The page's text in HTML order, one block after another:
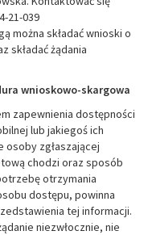
21-039
można składać wnioski o
składać żądania
wnioskowo-skargowa
zapewnienia dostępności
lub jakiegoś ich
osoby zgłaszającej
chodzi oraz sposób
otrzymania
dostępu, powinna
tej informacji.
niezwłocznie, nie